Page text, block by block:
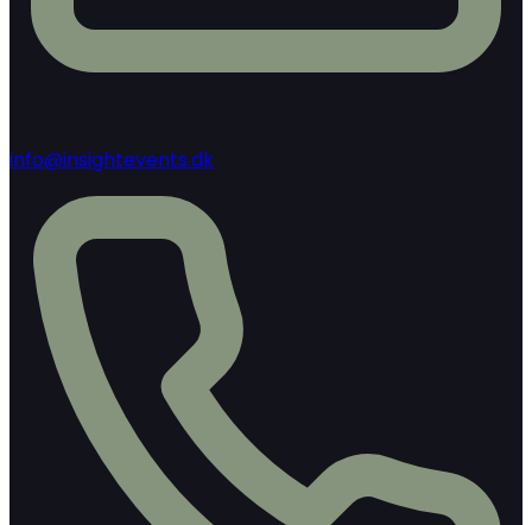
info@insightevents.dk